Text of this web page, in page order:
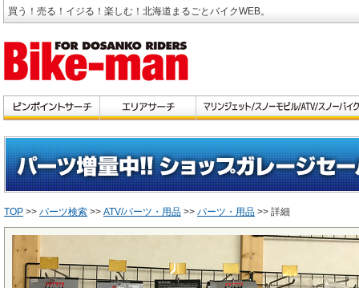
買う！売る！イジる！楽しむ！北海道まるごとバイクWEB。
TOP >> パーツ検索 >> ATV/パーツ・用品 >> パーツ・用品 >> 詳細